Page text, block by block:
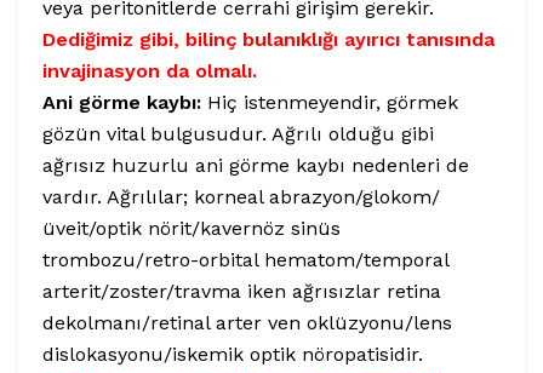
veya peritonitlerde cerrahi girişim gerekir.
Dediğimiz gibi, bilinç bulanıklığı ayırıcı tanısında
invajinasyon da olmalı.
Ani görme kaybı: Hiç istenmeyendir, görmek
gözün vital bulgusudur. Ağrılı olduğu gibi
ağrısız huzurlu ani görme kaybı nedenleri de
vardır. Ağrılılar; korneal abrazyon/glokom/
üveit/optik nörit/kavernöz sinüs
trombozu/retro-orbital hematom/temporal
arterit/zoster/travma iken ağrısızlar retina
dekolmanı/retinal arter ven oklüzyonu/lens
dislokasyonu/iskemik optik nöropatisidir.